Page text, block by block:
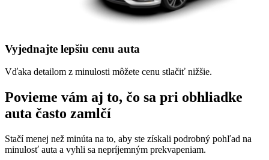
Vyjednajte lepšiu cenu auta
Vďaka detailom z minulosti môžete cenu stlačiť nižšie.
Povieme vám aj to, čo sa pri obhliadke
auta často zamlčí
Stačí menej než minúta na to, aby ste získali podrobný pohľad na
minulosť auta a vyhli sa nepríjemným prekvapeniam.